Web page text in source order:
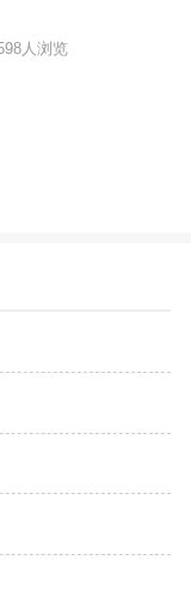
人浏览